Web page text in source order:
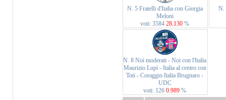
N. 5 Fratelli d'Italia con Giorgia
Meloni
voti: 358428.130%
N.
N. 8 Noi moderati - Noi con l'Italia
Maurizio Lupi - Italia al centro con
Toti - Coraggio Italia Brugnaro -
UDC
voti: 1260.989%